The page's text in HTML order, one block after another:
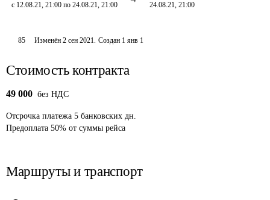
с 12.08.21, 21:00 по 24.08.21, 21:00
24.08.21, 21:00
85 Изменён2 сен 2021. Создан 1 янв 1
Стоимость контракта
49 000 без НДС
Отсрочка платежа 5 банковских дн.
Предоплата 50% от суммы рейса
Маршруты и транспорт